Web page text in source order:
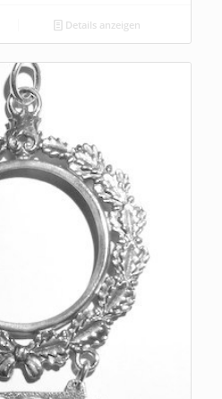
Details anzeigen